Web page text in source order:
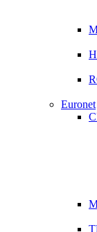
Euronet